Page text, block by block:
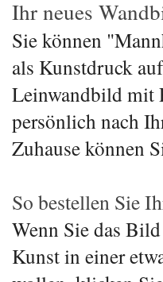
Ihr neues
Sie können
als Kunstdruck
Leinwandbild mit
persönlich nach
Zuhause können
So bestellen Sie
Wenn Sie das
Kunst in einer